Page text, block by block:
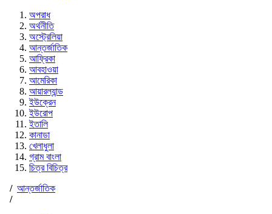
অপরাধ
অর্থনীতি
অস্ট্রেলিয়া
আন্তর্জাতিক
আফ্রিকা
আবহাওয়া
আমেরিকা
আয়ারল্যান্ড
ইউক্রেন
ইউরোপ
ইতালি
কানাডা
খেলাধুলা
গ্রাম বাংলা
চিত্র বিচিত্র
/ আন্তর্জাতিক
/